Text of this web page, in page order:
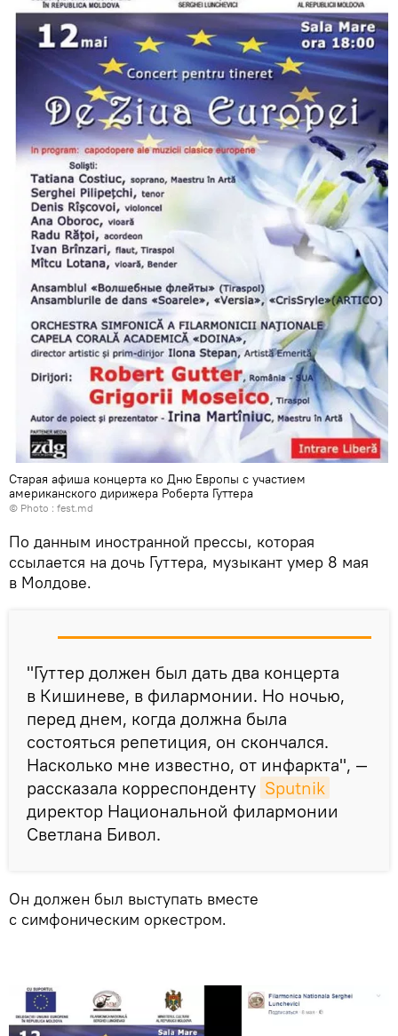
Старая афиша концерта ко Дню Европы с участием
американского дирижера Роберта Гуттера
© Photo : fest.md
По данным иностранной прессы, которая
ссылается на дочь Гуттера, музыкант умер 8 мая
в Молдове.
"Гуттер должен был дать два концерта
в Кишиневе, в филармонии. Но ночью,
перед днем, когда должна была
состояться репетиция, он скончался.
Насколько мне известно, от инфаркта", —
рассказала корреспонденту Sputnik
директор Национальной филармонии
Светлана Бивол.
Он должен был выступать вместе
с симфоническим оркестром.